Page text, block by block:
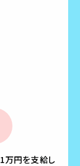
万円を支給し